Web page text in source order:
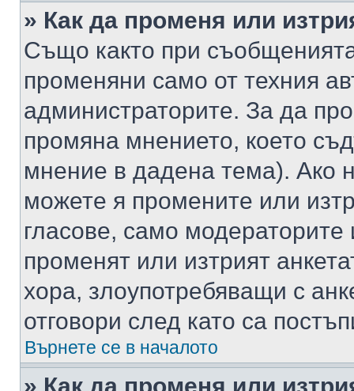
» Как да променя или
Също както при
променяни само от техния
администраторите. За да
промяна мнението, което
мнение в дадена тема). Ако
можете я промените или
гласове, само
променят или изтрият
хора, злоупотребяващи с
отговори след като са
Върнете се в началото